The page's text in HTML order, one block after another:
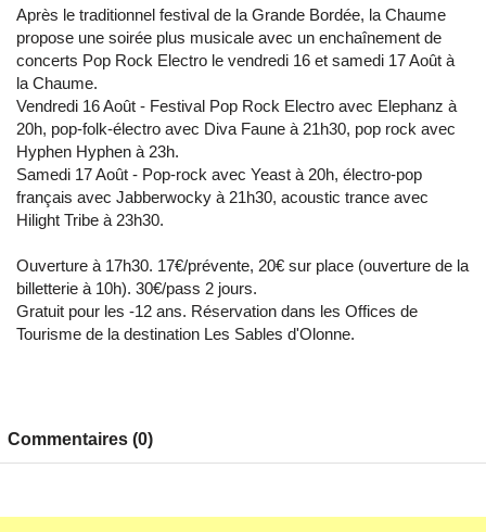
Après le traditionnel festival de la Grande Bordée, la Chaume
propose une soirée plus musicale avec un enchaînement de
concerts Pop Rock Electro le vendredi 16 et samedi 17 Août à
la Chaume.
Vendredi 16 Août - Festival Pop Rock Electro avec Elephanz à
20h, pop-folk-électro avec Diva Faune à 21h30, pop rock avec
Hyphen Hyphen à 23h.
Samedi 17 Août - Pop-rock avec Yeast à 20h, électro-pop
français avec Jabberwocky à 21h30, acoustic trance avec
Hilight Tribe à 23h30.
Ouverture à 17h30. 17€/prévente, 20€ sur place (ouverture de la
billetterie à 10h). 30€/pass 2 jours.
Gratuit pour les -12 ans. Réservation dans les Offices de
Tourisme de la destination Les Sables d'Olonne.
Commentaires (0)